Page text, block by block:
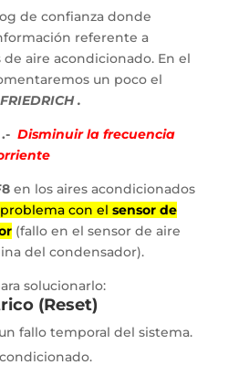
de confianza donde
referente a
aire acondicionado. En el
un poco el
.
Disminuir la frecuencia
en los aires acondicionados
con el sensor de
(fallo en el sensor de aire
del condensador).
solucionarlo:
(Reset)
fallo temporal del sistema.